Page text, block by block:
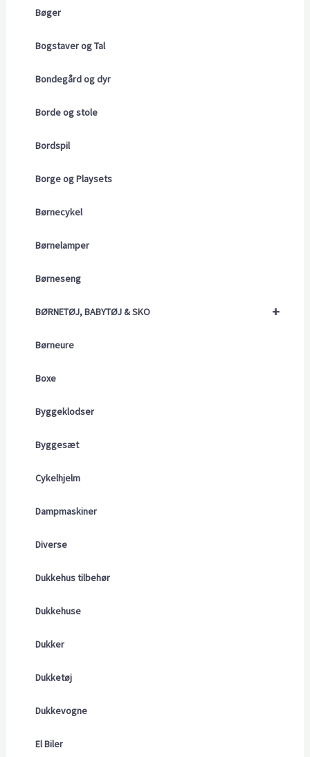
Bøger
Bogstaver og Tal
Bondegård og dyr
Borde og stole
Bordspil
Borge og Playsets
Børnecykel
Børnelamper
Børneseng
+
BØRNETØJ, BABYTØJ & SKO
Børneure
Boxe
Byggeklodser
Byggesæt
Cykelhjelm
Dampmaskiner
Diverse
Dukkehus tilbehør
Dukkehuse
Dukker
Dukketøj
Dukkevogne
El Biler